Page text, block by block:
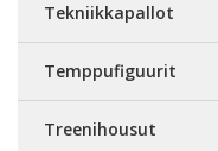
Tekniikkapallot
Temppufiguurit
Treenihousut